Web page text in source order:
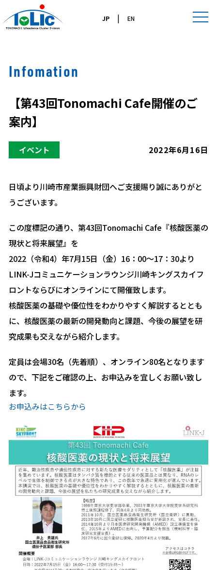
JP| EN
Infomation
【第43回Tonomachi Cafe開催のご
案内】
イベント 2022年6月16日
日頃より川崎市産業振興財団へご支援賜り誠にありがと
うございます。
この度標記の通り、第43回Tonomachi Cafe『核酸医薬の
現状と将来展望』を
2022（令和4）年7月15日（金）16：00～17：30より
LINK-Jコミュニケーションラウンジ川崎キングスカイフ
ロントならびにオンラインにて開催致します。
核酸医薬の基礎や優位性をわかりやすく解説するととも
に、核酸医薬の最新の開発動向と課題、今後の展望を研
究成果も交えながら紹介します。
定員は会場30名（先着順）、オンライン80名となります
ので、下記をご確認の上、お申込みを宜しくお願い致し
ます。
お申込みはこちらから